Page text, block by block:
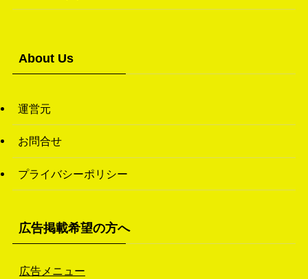
(38)
(26)
(46)
(49)
About Us
運営元
お問合せ
プライバシーポリシー
広告掲載希望の方へ
広告メニュー